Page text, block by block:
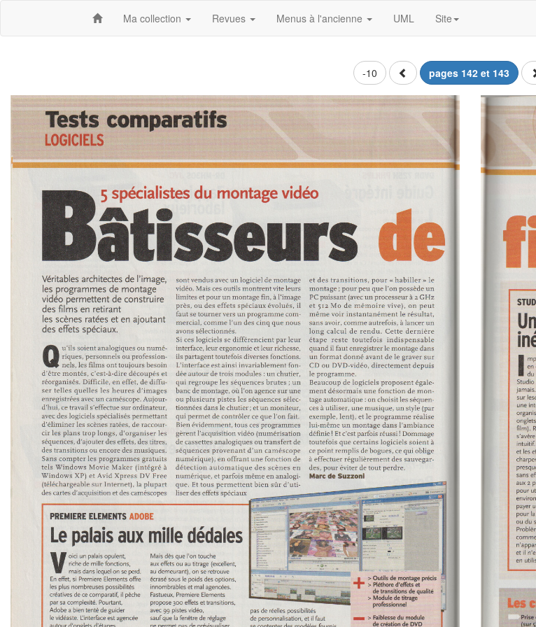
Ma collection Revues Menus à l'ancienne UML Site
-10 pages 142 et 143